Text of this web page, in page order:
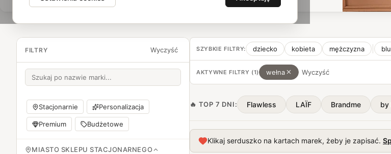
FILTRY Wyczyść
Stacjonarnie Personalizacja
Premium Budżetowe
MIASTO SKLEPU STACJONARNEGO
SZYBKIE FILTRY: dziecko kobieta mężczyzna
AKTYWNE FILTRY (1) wełna Wyczyść
🔥 TOP 7 DNI: Flawless LAÏF Brandme by
Klikaj serduszko na kartach marek, żeby je zapisać.